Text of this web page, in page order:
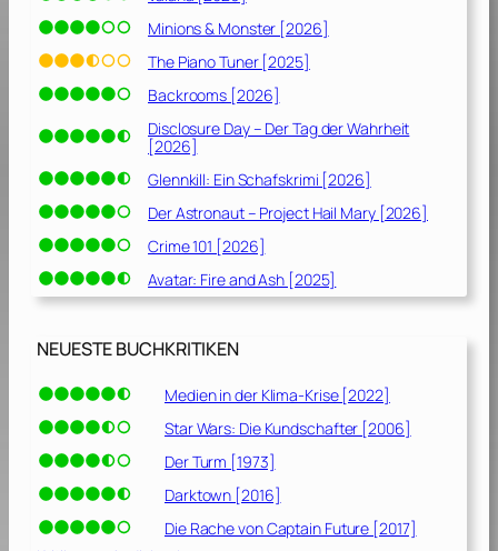
Minions & Monster [2026]
The Piano Tuner [2025]
Backrooms [2026]
Disclosure Day – Der Tag der Wahrheit
[2026]
Glennkill: Ein Schafskrimi [2026]
Der Astronaut – Project Hail Mary [2026]
Crime 101 [2026]
Avatar: Fire and Ash [2025]
NEUESTE BUCHKRITIKEN
Medien in der Klima-Krise [2022]
Star Wars: Die Kundschafter [2006]
Der Turm [1973]
Darktown [2016]
Die Rache von Captain Future [2017]